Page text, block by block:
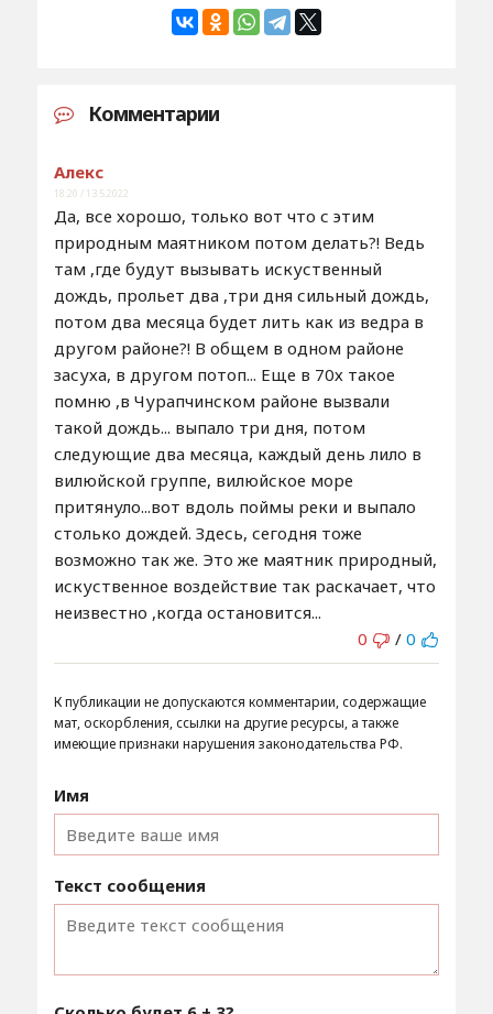
Комментарии
Алекс
18:20 / 13.5.2022
Да, все хорошо, только вот что с этим
природным маятником потом делать?! Ведь
там ,где будут вызывать искуственный
дождь, прольет два ,три дня сильный дождь,
потом два месяца будет лить как из ведра в
другом районе?! В общем в одном районе
засуха, в другом потоп... Еще в 70х такое
помню ,в Чурапчинском районе вызвали
такой дождь... выпало три дня, потом
следующие два месяца, каждый день лило в
вилюйской группе, вилюйское море
притянуло...вот вдоль поймы реки и выпало
столько дождей. Здесь, сегодня тоже
возможно так же. Это же маятник природный,
искуственное воздействие так раскачает, что
неизвестно ,когда остановится...
0
/ 0
К публикации не допускаются комментарии, содержащие
мат, оскорбления, ссылки на другие ресурсы, а также
имеющие признаки нарушения законодательства РФ.
Имя
Текст сообщения